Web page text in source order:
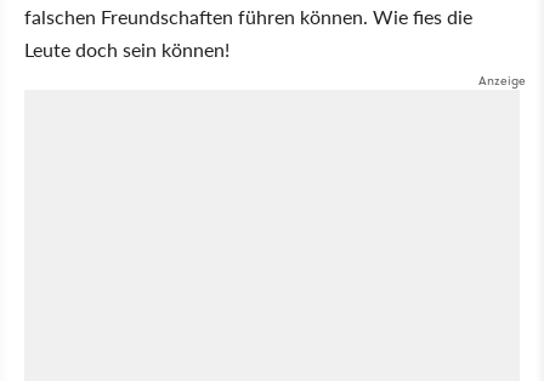
falschen Freundschaften führen können. Wie fies die
Leute doch sein können!